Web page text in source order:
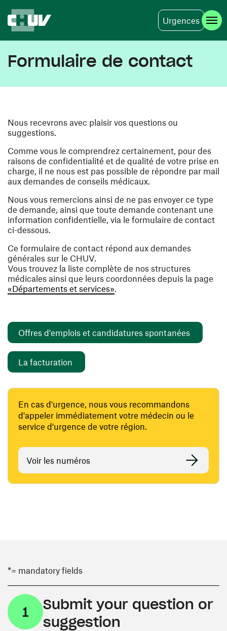
Urgences
Formulaire de contact
Nous recevrons avec plaisir vos questions ou
suggestions.
Comme vous le comprendrez certainement, pour des
raisons de confidentialité et de qualité de votre prise en
charge, il ne nous est pas possible de répondre par mail
aux demandes de conseils médicaux.
Nous vous remercions ainsi de ne pas envoyer ce type
de demande, ainsi que toute demande contenant une
information confidentielle, via le formulaire de contact
ci-dessous.
Ce formulaire de contact répond aux demandes
générales sur le CHUV.
Vous trouvez la liste complète de nos structures
médicales ainsi que leurs coordonnées depuis la page
«Départements et services».
Offres d'emplois et candidatures spontanées
La facturation
En cas d'urgence, nous vous recommandons
d'appeler immédiatement votre médecin ou le
service d'urgence de votre région.
Voir les numéros
*= mandatory fields
1
Submit your question or
suggestion